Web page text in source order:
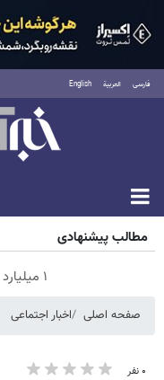
فارسی العربية English
جمعه ۱۶ مرداد ۱۴۰۵
مطالب پیشنهادی
۱ میلیارد اعتبار خرید طلا | بدون ضامن و چک
صفحه اصلی اخبار اجتماعی
۰ نفر